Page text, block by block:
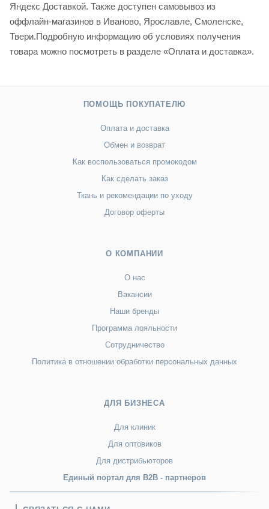
Яндекс Доставкой. Также доступен самовывоз из
оффлайн-магазинов в Иваново, Ярославле, Смоленске,
Твери.Подробную информацию об условиях получения
товара можно посмотреть в разделе «Оплата и доставка».
ПОМОЩЬ ПОКУПАТЕЛЮ
Оплата и доставка
Обмен и возврат
Как воспользоваться промокодом
Как сделать заказ
Ткань и рекомендации по уходу
Договор оферты
О КОМПАНИИ
О нас
Вакансии
Наши бренды
Программа лояльности
Сотрудничество
Политика в отношении обработки персональных данных
ДЛЯ БИЗНЕСА
Для клиник
Для оптовиков
Для дистрибьюторов
Единый портал для B2B - партнеров